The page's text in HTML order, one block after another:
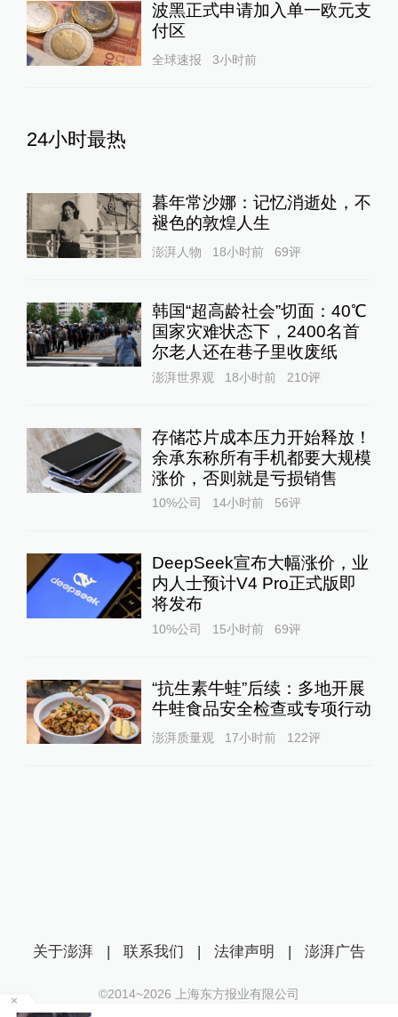
波黑正式申请加入单一欧元支
付区
全球速报 3小时前
24小时最热
暮年常沙娜：记忆消逝处，不
褪色的敦煌人生
澎湃人物 18小时前 69评
韩国“超高龄社会”切面：40℃
国家灾难状态下，2400名首
尔老人还在巷子里收废纸
澎湃世界观 18小时前 210评
存储芯片成本压力开始释放！
余承东称所有手机都要大规模
涨价，否则就是亏损销售
10%公司 14小时前 56评
DeepSeek宣布大幅涨价，业
内人士预计V4 Pro正式版即
将发布
10%公司 15小时前 69评
“抗生素牛蛙”后续：多地开展
牛蛙食品安全检查或专项行动
澎湃质量观 17小时前 122评
关于澎湃 | 联系我们 | 法律声明 | 澎湃广告
©2014~2026 上海东方报业有限公司